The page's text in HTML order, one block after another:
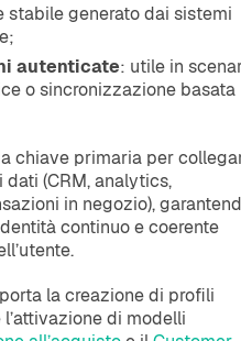
stabile generato dai sistemi
autenticate: utile in
o sincronizzazione basata
chiave primaria per
(CRM, analytics,
in negozio),
continuo e coerente
la creazione di profili
di modelli